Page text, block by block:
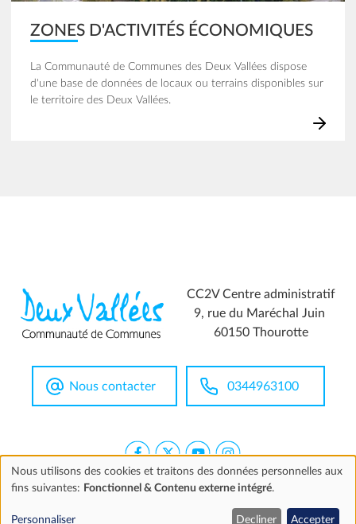
ZONES D'ACTIVITÉS ÉCONOMIQUES
La Communauté de Communes des Deux Vallées dispose
d'une base de données de locaux ou terrains disponibles sur
le territoire des Deux Vallées.
CC2V Centre administratif
9, rue du Maréchal Juin
60150 Thourotte
Nous contacter 0344963100
Accessibilité
Marchés publics
Utilisation
Nous utilisons des cookies et traitons des données personnelles aux
fins suivantes: Fonctionnel & Contenu externe intégré.
Personnaliser Decliner Accepter